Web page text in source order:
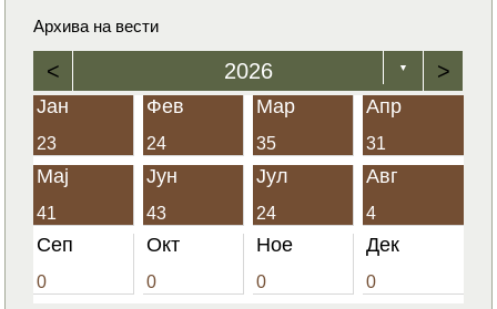
Архива на вести
< 2026 ▼ >
Јан
23
Фев
24
Мар
35
Апр
31
Мај
41
Јун
43
Јул
24
Авг
4
Сеп
0
Окт
0
Ное
0
Дек
0